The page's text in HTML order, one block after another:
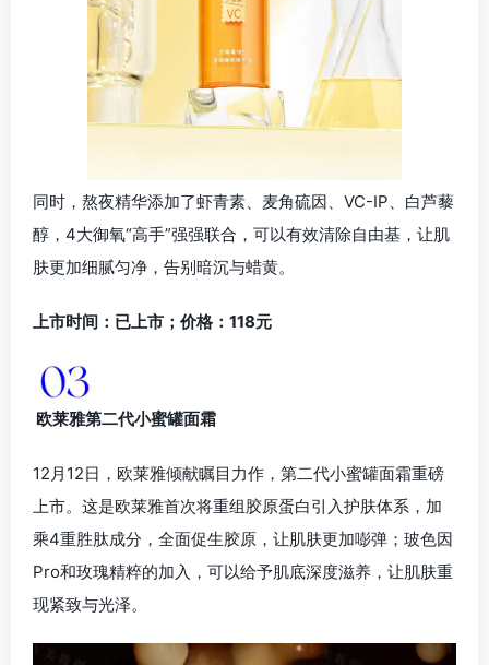
同时，熬夜精华添加了虾青素、麦角硫因、VC-IP、白芦藜
醇，4大御氧“高手”强强联合，可以有效清除自由基，让肌
肤更加细腻匀净，告别暗沉与蜡黄。
上市时间：已上市；价格：118元
欧莱雅第二代小蜜罐面霜
12月12日，欧莱雅倾献瞩目力作，第二代小蜜罐面霜重磅
上市。这是欧莱雅首次将重组胶原蛋白引入护肤体系，加
乘4重胜肽成分，全面促生胶原，让肌肤更加嘭弹；玻色因
Pro和玫瑰精粹的加入，可以给予肌底深度滋养，让肌肤重
现紧致与光泽。